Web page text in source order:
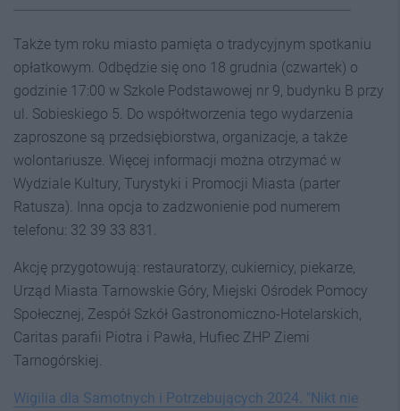
Także tym roku miasto pamięta o tradycyjnym spotkaniu
opłatkowym. Odbędzie się ono 18 grudnia (czwartek) o
godzinie 17:00 w Szkole Podstawowej nr 9, budynku B przy
ul. Sobieskiego 5. Do współtworzenia tego wydarzenia
zaproszone są przedsiębiorstwa, organizacje, a także
wolontariusze. Więcej informacji można otrzymać w
Wydziale Kultury, Turystyki i Promocji Miasta (parter
Ratusza). Inna opcja to zadzwonienie pod numerem
telefonu: 32 39 33 831.
Akcję przygotowują: restauratorzy, cukiernicy, piekarze,
Urząd Miasta Tarnowskie Góry, Miejski Ośrodek Pomocy
Społecznej, Zespół Szkół Gastronomiczno-Hotelarskich,
Caritas parafii Piotra i Pawła, Hufiec ZHP Ziemi
Tarnogórskiej.
Wigilia dla Samotnych i Potrzebujących 2024. "Nikt nie